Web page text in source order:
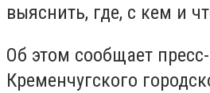
выяснить, где, с кем и
Об этом сообщает
Кременчугского